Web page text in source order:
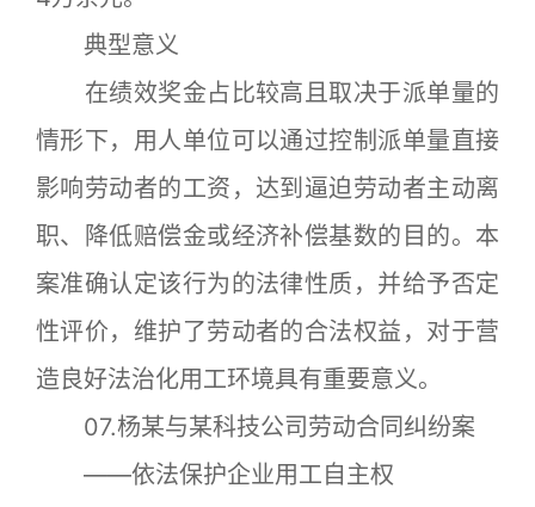
典型意义
在绩效奖金占比较高且取决于派单量的
情形下，用人单位可以通过控制派单量直接
影响劳动者的工资，达到逼迫劳动者主动离
职、降低赔偿金或经济补偿基数的目的。本
案准确认定该行为的法律性质，并给予否定
性评价，维护了劳动者的合法权益，对于营
造良好法治化用工环境具有重要意义。
07.杨某与某科技公司劳动合同纠纷案
——依法保护企业用工自主权